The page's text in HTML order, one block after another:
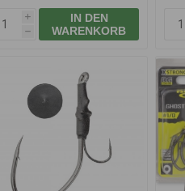
i
h
IN DEN
WARENKORB